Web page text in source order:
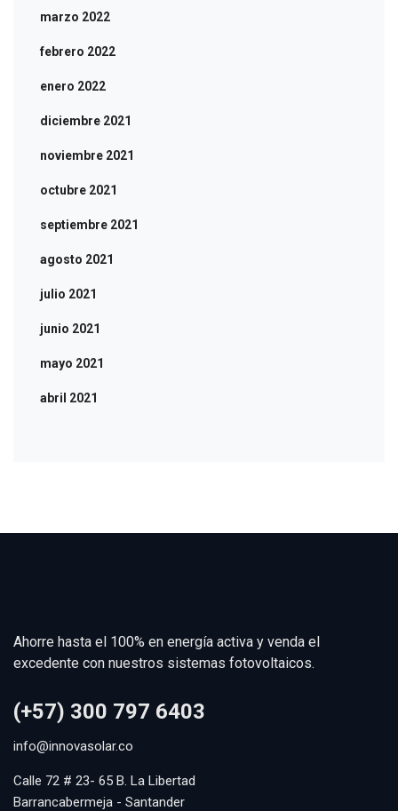
marzo 2022
febrero 2022
enero 2022
diciembre 2021
noviembre 2021
octubre 2021
septiembre 2021
agosto 2021
julio 2021
junio 2021
mayo 2021
abril 2021
Ahorre hasta el 100% en energía activa y venda el
excedente con nuestros sistemas fotovoltaicos.
(+57) 300 797 6403
info@innovasolar.co
Calle 72 # 23- 65 B. La Libertad
Barrancabermeja - Santander